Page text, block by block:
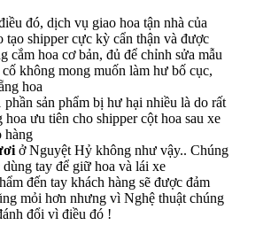
đó, dịch vụ giao hoa tận nhà của
tạo shipper cực kỳ cẩn thận và được
cắm hoa cơ bản, đủ để chỉnh sửa mẫu
không mong muốn làm hư bố cục,
hoa
phần sản phẩm bị hư hại nhiều là do rất
hoa ưu tiên cho shipper cột hoa sau xe
hàng
ở Nguyệt Hỷ không như vậy.. Chúng
tay để giữ hoa và lái xe
đến tay khách hàng sẽ được đảm
mỏi hơn nhưng vì Nghệ thuật chúng
đổi vì điều đó !